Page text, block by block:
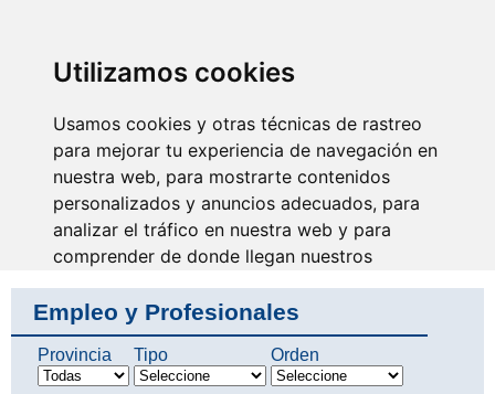
Utilizamos cookies
Usamos cookies y otras técnicas de rastreo
para mejorar tu experiencia de navegación en
nuestra web, para mostrarte contenidos
personalizados y anuncios adecuados, para
analizar el tráfico en nuestra web y para
comprender de donde llegan nuestros
visitantes.
Aceptar
Rechazar
Avanzamos juntos
haciendo futuro
Empleo y Profesionales
Provincia Tipo Orden